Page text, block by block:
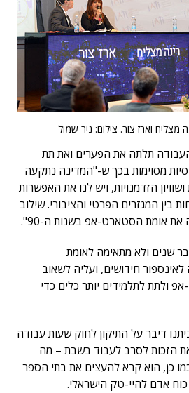
מצליח וארז צור. צילום: ניר שמול
תלתה את הפערים ואת תת
מסוימות בכך ש-"המדינה נתקעה
הזדמנויות, ויש לנו את האפשרות
בין המגזרים הפרטי והציבורי. שילוב
אומת הסטארט-אפ בשנות ה-90".
שנים ולא מתאימה לאומת
חידושים, ועליה לשאוב
ולתת לתלמידים יותר כלים כדי
דיבר על התיקון לחוק שעות עבודה
הזכות לסרב לעבוד בשבת – מה
כן, הוא קרא להעצים את בתי הספר
אדם להיי-טק הישראלי.